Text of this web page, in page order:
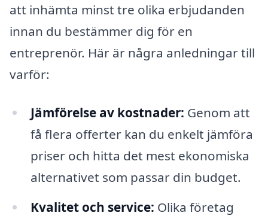
att inhämta minst tre olika erbjudanden
innan du bestämmer dig för en
entreprenör. Här är några anledningar till
varför:
Jämförelse av kostnader: Genom att
få flera offerter kan du enkelt jämföra
priser och hitta det mest ekonomiska
alternativet som passar din budget.
Kvalitet och service: Olika företag